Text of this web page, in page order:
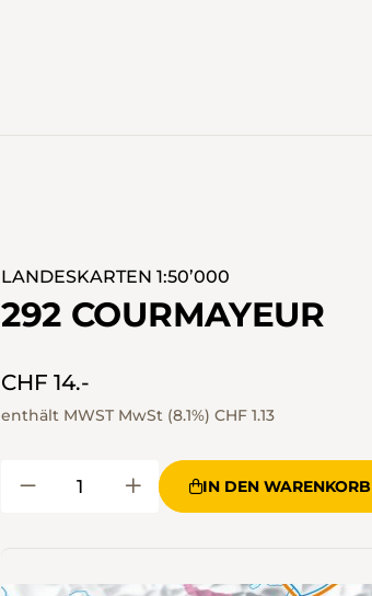
LANDESKARTEN 1:50’000
292 COURMAYEUR
CHF 14.-
enthält MWST MwSt (8.1%) CHF 1.13
IN DEN WARENKORB